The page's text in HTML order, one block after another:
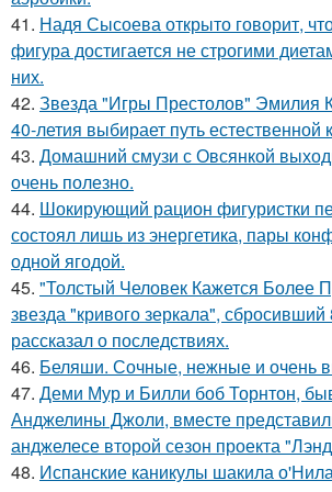
41. Надя Сысоева открыто говорит,
фигура достигается не строгими
них.
42. Звезда "Игры Престолов" Эмилия
40-летия выбирает путь естественной
43. Домашний смузи с Овсянкой
очень полезно.
44. Шокирующий рацион фигуристки
состоял лишь из энергетика, пары
одной ягодой.
45. "Толстый Человек Кажется Более
звезда "кривого зеркала", сбросивший
рассказал о последствиях.
46. Беляши. Сочные, нежные и очень
47. Деми Мур и Билли боб Торнтон,
Анджелины Джоли, вместе
анджелесе второй сезон проекта
48. Испанские каникулы шакила